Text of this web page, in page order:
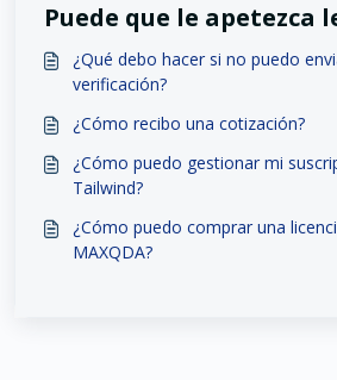
Puede que le apetezca
¿Qué debo hacer si no puedo
verificación?
¿Cómo recibo una cotización?
¿Cómo puedo gestionar mi
Tailwind?
¿Cómo puedo comprar una
MAXQDA?